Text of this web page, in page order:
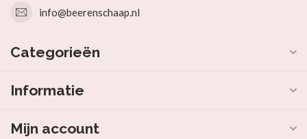
info@beerenschaap.nl
Categorieën
Informatie
Mijn account